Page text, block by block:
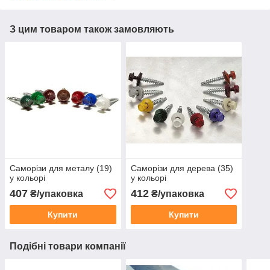
З цим товаром також замовляють
Саморізи для металу (19)
у кольорі
407 ₴/упаковка
Купити
Саморізи для дерева (35)
у кольорі
412₴/упаковка
Купити
Подібні товари компанії